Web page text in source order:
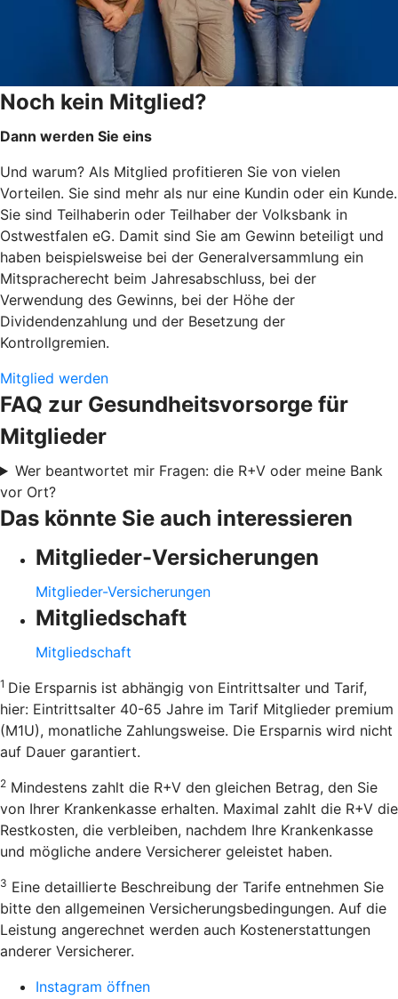
Noch kein Mitglied?
Dann werden Sie eins
Und warum? Als Mitglied profitieren Sie von vielen
Vorteilen. Sie sind mehr als nur eine Kundin oder ein Kunde.
Sie sind Teilhaberin oder Teilhaber der Volksbank in
Ostwestfalen eG. Damit sind Sie am Gewinn beteiligt und
haben beispielsweise bei der Generalversammlung ein
Mitspracherecht beim Jahresabschluss, bei der
Verwendung des Gewinns, bei der Höhe der
Dividendenzahlung und der Besetzung der
Kontrollgremien.
Mitglied werden
FAQ zur Gesundheitsvorsorge für
Mitglieder
Wer beantwortet mir Fragen: die R+V oder meine Bank
vor Ort?
Das könnte Sie auch interessieren
Mitglieder-Versicherungen
Mitglieder-Versicherungen
Mitgliedschaft
Mitgliedschaft
1 Die Ersparnis ist abhängig von Eintrittsalter und Tarif,
hier: Eintrittsalter 40-65 Jahre im Tarif Mitglieder premium
(M1U), monatliche Zahlungsweise. Die Ersparnis wird nicht
auf Dauer garantiert.
2 Mindestens zahlt die R+V den gleichen Betrag, den Sie
von Ihrer Krankenkasse erhalten. Maximal zahlt die R+V die
Restkosten, die verbleiben, nachdem Ihre Krankenkasse
und mögliche andere Versicherer geleistet haben.
3 Eine detaillierte Beschreibung der Tarife entnehmen Sie
bitte den allgemeinen Versicherungsbedingungen. Auf die
Leistung angerechnet werden auch Kostenerstattungen
anderer Versicherer.
Instagram öffnen